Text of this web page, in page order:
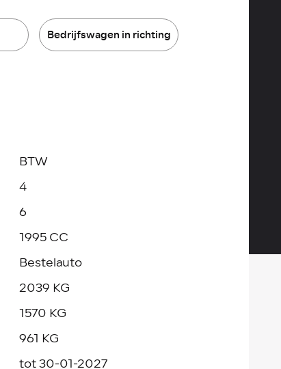
Bedrijfswagen in richting
BTW
4
6
1995 CC
Bestelauto
2039 KG
1570 KG
961 KG
tot 30-01-2027